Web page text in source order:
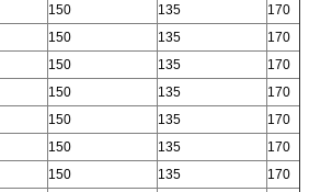
150 135
170
150 135
170
150 135
170
150 135
170
150 135
170
150 135
170
150 135
170